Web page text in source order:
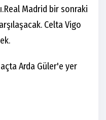
Madrid bir sonraki
Celta Vigo
Arda Güler'e yer